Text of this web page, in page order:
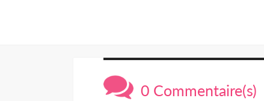
0 Commentaire(s)